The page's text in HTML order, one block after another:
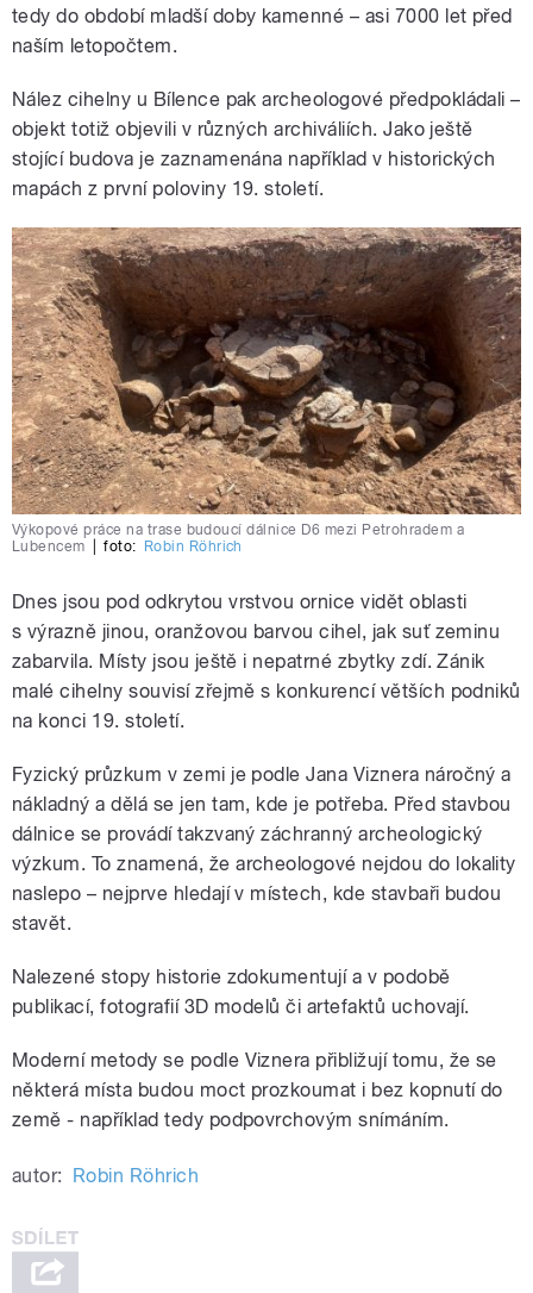
tedy do období mladší doby kamenné – asi 7000 let před
naším letopočtem.
Nález cihelny u Bílence pak archeologové předpokládali –
objekt totiž objevili v různých archiváliích. Jako ještě
stojící budova je zaznamenána například v historických
mapách z první poloviny 19. století.
Výkopové práce na trase budoucí dálnice D6 mezi Petrohradem a
Lubencem
foto: Robin Röhrich
Dnes jsou pod odkrytou vrstvou ornice vidět oblasti
s výrazně jinou, oranžovou barvou cihel, jak suť zeminu
zabarvila. Místy jsou ještě i nepatrné zbytky zdí. Zánik
malé cihelny souvisí zřejmě s konkurencí větších podniků
na konci 19. století.
Fyzický průzkum v zemi je podle Jana Viznera náročný a
nákladný a dělá se jen tam, kde je potřeba. Před stavbou
dálnice se provádí takzvaný záchranný archeologický
výzkum. To znamená, že archeologové nejdou do lokality
naslepo – nejprve hledají v místech, kde stavbaři budou
stavět.
Nalezené stopy historie zdokumentují a v podobě
publikací, fotografií 3D modelů či artefaktů uchovají.
Moderní metody se podle Viznera přibližují tomu, že se
některá místa budou moct prozkoumat i bez kopnutí do
země - například tedy podpovrchovým snímáním.
autor: Robin Röhrich